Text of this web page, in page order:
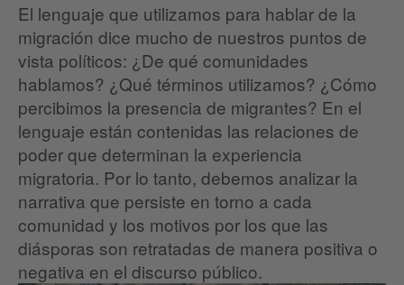
El lenguaje que utilizamos para hablar de la
migración dice mucho de nuestros puntos de
vista políticos: ¿De qué comunidades
hablamos? ¿Qué términos utilizamos? ¿Cómo
percibimos la presencia de migrantes? En el
lenguaje están contenidas las relaciones de
poder que determinan la experiencia
migratoria. Por lo tanto, debemos analizar la
narrativa que persiste en torno a cada
comunidad y los motivos por los que las
diásporas son retratadas de manera positiva o
negativa en el discurso público.